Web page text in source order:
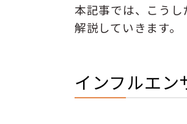
本記事では、こう
解説していきます。
インフルエン